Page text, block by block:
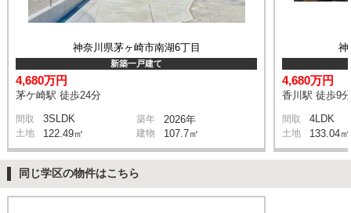
神奈川県茅ヶ崎市南湖6丁目
新築一戸建て
4,680万円
茅ケ崎駅 徒歩24分
間取 3SLDK 築年 2026年
土地 122.49㎡ 建物 107.7㎡
神
4,680万円
香川駅 徒歩9分
間取 4LDK
土地 133.04㎡
同じ学区の物件はこちら